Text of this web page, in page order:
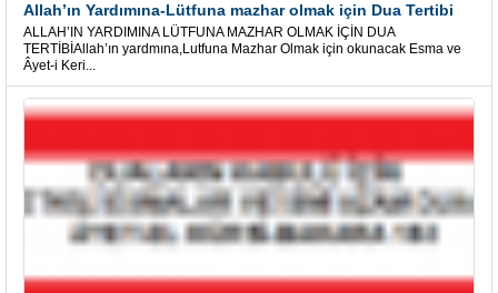
Allah’ın Yardımına-Lütfuna mazhar olmak için Dua Tertibi
ALLAH’IN YARDIMINA LÜTFUNA MAZHAR OLMAK İÇİN DUA
TERTİBİAllah’ın yardmına,Lutfuna Mazhar Olmak için okunacak Esma ve
Âyet-i Keri...